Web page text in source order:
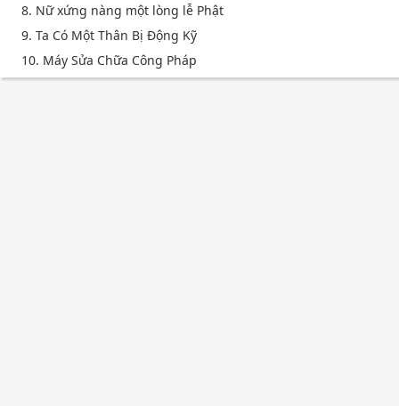
8. Nữ xứng nàng một lòng lễ Phật
9. Ta Có Một Thân Bị Động Kỹ
10. Máy Sửa Chữa Công Pháp